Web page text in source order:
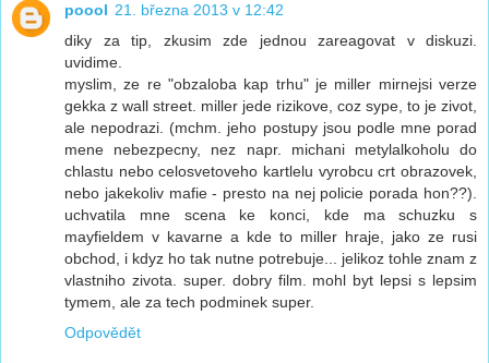
poool 21. března 2013 v 12:42
diky za tip, zkusim zde jednou zareagovat v diskuzi.
uvidime.
myslim, ze re "obzaloba kap trhu" je miller mirnejsi verze
gekka z wall street. miller jede rizikove, coz sype, to je zivot,
ale nepodrazi. (mchm. jeho postupy jsou podle mne porad
mene nebezpecny, nez napr. michani metylalkoholu do
chlastu nebo celosvetoveho kartlelu vyrobcu crt obrazovek,
nebo jakekoliv mafie - presto na nej policie porada hon??).
uchvatila mne scena ke konci, kde ma schuzku s
mayfieldem v kavarne a kde to miller hraje, jako ze rusi
obchod, i kdyz ho tak nutne potrebuje... jelikoz tohle znam z
vlastniho zivota. super. dobry film. mohl byt lepsi s lepsim
tymem, ale za tech podminek super.
Odpovědět